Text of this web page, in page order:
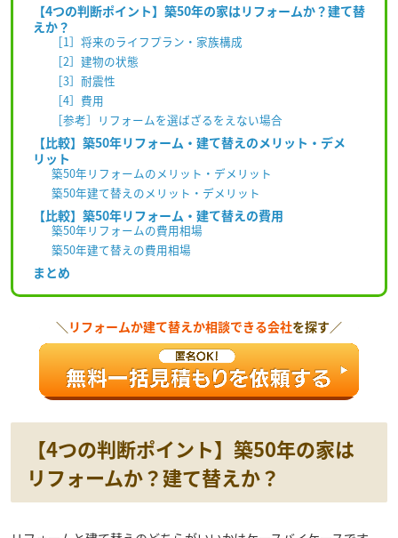
【4つの判断ポイント】築50年の家はリフォームか？建て替
えか？
［1］将来のライフプラン・家族構成
［2］建物の状態
［3］耐震性
［4］費用
［参考］リフォームを選ばざるをえない場合
【比較】築50年リフォーム・建て替えのメリット・デメ
リット
築50年リフォームのメリット・デメリット
築50年建て替えのメリット・デメリット
【比較】築50年リフォーム・建て替えの費用
築50年リフォームの費用相場
築50年建て替えの費用相場
まとめ
＼ リフォームか建て替えか相談できる会社を探す／
【4つの判断ポイント】築50年の家は
リフォームか？建て替えか？